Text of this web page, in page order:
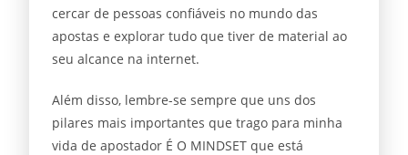
cercar de pessoas confiáveis no mundo das
apostas e explorar tudo que tiver de material ao
seu alcance na internet.
Além disso, lembre-se sempre que uns dos
pilares mais importantes que trago para minha
vida de apostador É O MINDSET que está